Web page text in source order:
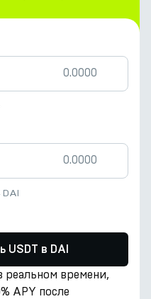
USDT в DAI
реальном времени,
APY после